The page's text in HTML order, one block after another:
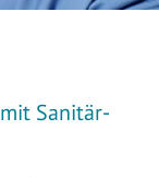
Sanitär-